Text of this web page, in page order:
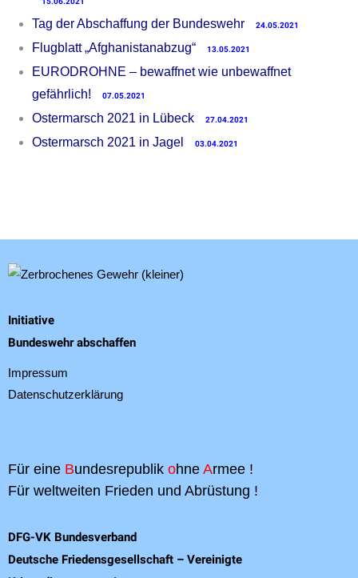
Tag der Abschaffung der Bundeswehr 24.05.2021
Flugblatt „Afghanistanabzug“ 13.05.2021
EURODROHNE – bewaffnet wie unbewaffnet
gefährlich!
07.05.2021
Ostermarsch 2021 in Lübeck 27.04.2021
Ostermarsch 2021 in Jagel 03.04.2021
Initiative
Bundeswehr abschaffen
Impressum
Datenschutzerklärung
Für eine Bundesrepublik ohne Armee !
Für weltweiten Frieden und Abrüstung !
DFG-VK Bundesverband
Deutsche Friedensgesellschaft – Vereinigte